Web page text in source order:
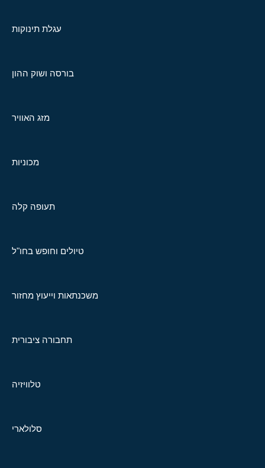
עגלת תינוקות
בורסה ושוק ההון
מזג האוויר
מכוניות
תעופה קלה
טיולים וחופש בחו"ל
משכנתאות וייעוץ מחזור
תחבורה ציבורית
טלוויזיה
סלולארי